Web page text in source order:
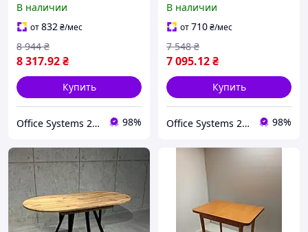
белый / серый в стиле
лофт для гостиной Микс
Мебель
В наличии
от832₴/мес
8 317.92₴
8 944 ₴
Купить
Office Systems 24 - меблі для всіх! Україна! Підбираємо з любов'ю! 98%
1600х800х750 мм со
столешницей ДСП 32мм и
ножками из металла
Gamma Style
В наличии
от710₴/мес
7 095.12₴
7 548 ₴
Купить
Office Systems 24 - меблі для всіх! Україна! Підбираємо з любов'ю! 98%